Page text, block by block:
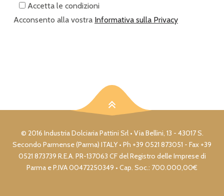
Accetta le condizioni
Acconsento alla vostra Informativa sulla Privacy
© 2016 Industria Dolciaria Pattini Srl • Via Bellini, 13 - 43017 S.
Secondo Parmense (Parma) ITALY • Ph +39 0521 873051 - Fax +39
0521 873739 R.E.A. PR-137063 CF del Registro delle Imprese di
Parma e P.IVA 00472250349 • Cap. Soc.: 700.000,00€